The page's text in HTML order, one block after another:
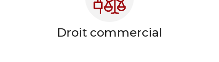
Droit commercial